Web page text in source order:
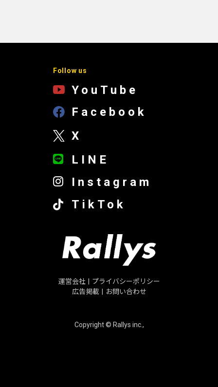
Follow us
YouTube
Facebook
X
LINE
Instagram
TikTok
運営会社
プライバシーポリシー
広告掲載
お問い合わせ
Copyright © Rallys inc.,